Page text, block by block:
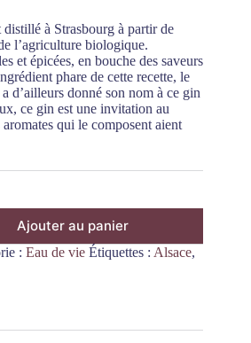
à Strasbourg à partir de
l’agriculture biologique.
et épicées, en bouche des saveurs
phare de cette recette, le
d’ailleurs donné son nom à ce gin
ce gin est une invitation au
qui le composent aient
Ajouter au panier
: Eau de vie Étiquettes : Alsace,